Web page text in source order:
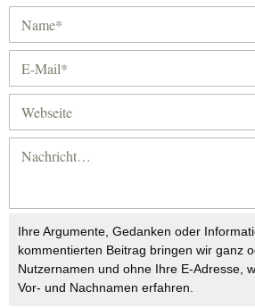
Ihre Argumente, Gedanken oder
kommentierten Beitrag bringen wir ganz
Nutzernamen und ohne Ihre E-Adresse,
Vor- und Nachnamen erfahren.